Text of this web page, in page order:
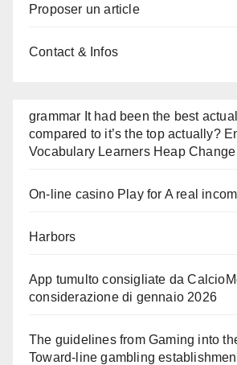
Proposer un article
Contact & Infos
grammar It had been the best
compared to it’s the top actually?
Vocabulary Learners Heap Change
On-line casino Play for A real
Harbors
App tumulto consigliate da
considerazione di gennaio 2026
The guidelines from Gaming into
Toward-line gambling